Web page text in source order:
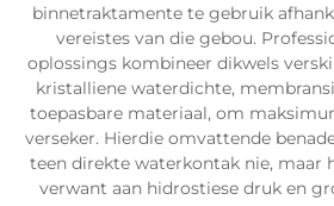
binnetraktamente te gebruik
vereistes van die gebou.
oplossings kombineer dikwels
kristalliene waterdichte,
toepasbare materiaal, om
verseker. Hierdie omvattende
teen direkte waterkontak nie, maar
verwant aan hidrostiese druk en